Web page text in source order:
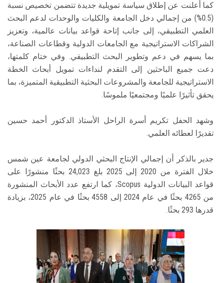
كما أعلنت عن إطلاق سياسة تمويلية جديدة تتضمن تخصيص نسبة
(0.5%) من إجمالي دخل الجامعة والكليات والوحدات لدعم البحث
العلمي التطبيقي، إلى جانب إتاحة قواعد بيانات عالمية، وتعزيز
الشراكات الاستراتيجية مع الجامعات الدولية وقطاعات الصناعة،
بما يسهم في دعم وتطوير البحث التطبيقي. وفي ختام كلمتها،
دعت جميع الباحثين إلى التقدم لنداءات تمويل أبحاث الخطة
الاستراتيجية للجامعة والمشروعات البحثية التطبيقية المتميزة، بما
يحقق تأثيرًا علميًا ومجتمعيًا ملموسًا.
وشهد الحفل تكريم أسرة الراحل الأستاذ الدكتور أحمد حسين
تقديرًا لعطائه العلمي.
جدير بالذكر أن إجمالي الإنتاج البحثي الدولي لجامعة عين شمس
خلال الفترة من 2020 إلى 2025 بلغ 24,023 بحثًا منشورًا على
قواعد البيانات الدولية Scopus، كما ارتفع عدد الأبحاث المنشورة
من 4265 بحثًا في عام 2024 إلى 4558 بحثًا في عام 2025، بزيادة
قدرها 293 بحثًا.